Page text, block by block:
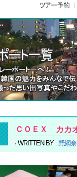
ＣＯＥＸ カカ
WRITTEN BY : 野網